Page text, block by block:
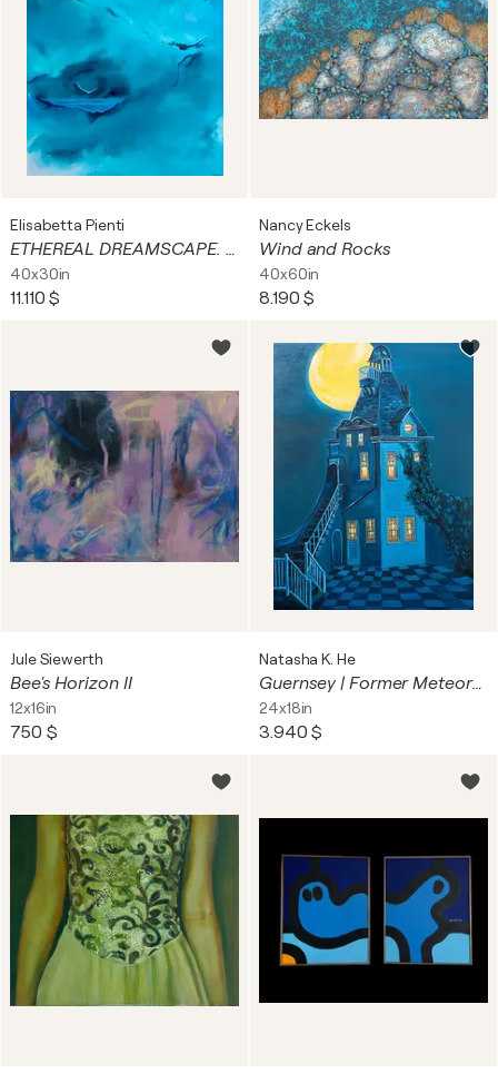
Elisabetta Pienti
ETHEREAL DREAMSCAPE. AND AZURE HUES
40x30in
11.110 $
Nancy Eckels
Wind and Rocks
40x60in
8.190 $
Jule Siewerth
Bee's Horizon II
12x16in
750 $
Natasha K. He
Guernsey | Former Meteorological Observatory
24x18in
3.940 $